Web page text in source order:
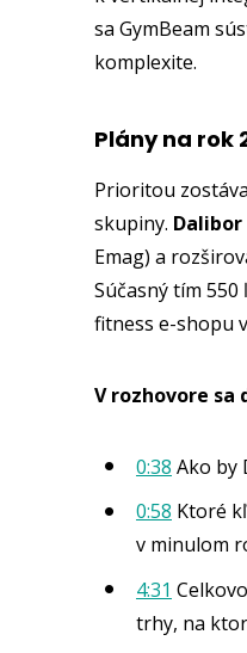
sa GymBeam
komplexite.
Plány na rok
Prioritou
skupiny. Dalibor
Emag) a
Súčasný tím
fitness e-shopu
V rozhovore sa
0:38 Ako by
0:58 Ktoré
v minulom
4:31
trhy, na